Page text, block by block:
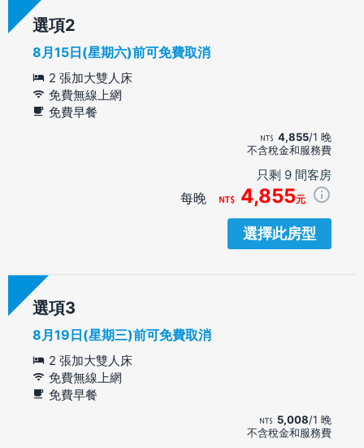
選項
8月15日(星期六)前可免費取消
2 張加大雙人床
免費無線上網
免費早餐
4,855/1 晚
不含稅金和服務費
只剩 9 間客房
每晚 4,855元
選擇此房型
選項
8月19日(星期三)前可免費取消
2 張加大雙人床
免費無線上網
免費早餐
5,008/1 晚
不含稅金和服務費